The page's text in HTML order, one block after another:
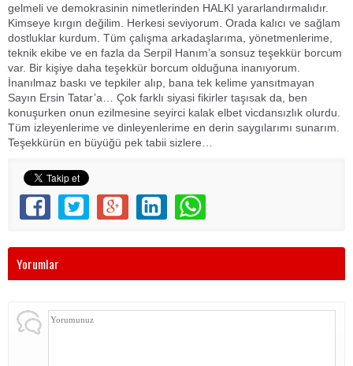
gelmeli ve demokrasinin nimetlerinden HALKI yararlandırmalıdır.
Kimseye kırgın değilim. Herkesi seviyorum. Orada kalıcı ve sağlam
dostluklar kurdum. Tüm çalışma arkadaşlarıma, yönetmenlerime,
teknik ekibe ve en fazla da Serpil Hanım’a sonsuz teşekkür borcum
var. Bir kişiye daha teşekkür borcum olduğuna inanıyorum.
İnanılmaz baskı ve tepkiler alıp, bana tek kelime yansıtmayan
Sayın Ersin Tatar’a… Çok farklı siyasi fikirler taşısak da, ben
konuşurken onun ezilmesine seyirci kalak elbet vicdansızlık olurdu.
Tüm izleyenlerime ve dinleyenlerime en derin saygılarımı sunarım.
Teşekkürün en büyüğü pek tabii sizlere…
Yorumlar